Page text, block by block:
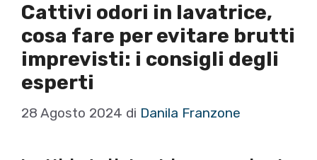
Cattivi odori in lavatrice,
cosa fare per evitare brutti
imprevisti: i consigli degli
esperti
28 Agosto 2024 di Danila Franzone